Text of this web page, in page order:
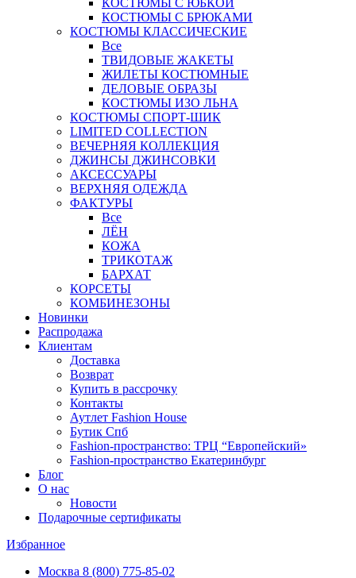
КОСТЮМЫ С ЮБКОЙ
КОСТЮМЫ С БРЮКАМИ
КОСТЮМЫ КЛАССИЧЕСКИЕ
Все
ТВИДОВЫЕ ЖАКЕТЫ
ЖИЛЕТЫ КОСТЮМНЫЕ
ДЕЛОВЫЕ ОБРАЗЫ
КОСТЮМЫ ИЗО ЛЬНА
КОСТЮМЫ СПОРТ-ШИК
LIMITED COLLECTION
ВЕЧЕРНЯЯ КОЛЛЕКЦИЯ
ДЖИНСЫ ДЖИНСОВКИ
АКСЕССУАРЫ
ВЕРХНЯЯ ОДЕЖДА
ФАКТУРЫ
Все
ЛЁН
КОЖА
ТРИКОТАЖ
БАРХАТ
КОРСЕТЫ
КОМБИНЕЗОНЫ
Новинки
Распродажа
Клиентам
Доставка
Возврат
Купить в рассрочку
Контакты
Аутлет Fashion House
Бутик Спб
Fashion-пространство: ТРЦ “Европейский»
Fashion-пространство Екатеринбург
Блог
О нас
Новости
Подарочные сертификаты
Избранное
Москва 8 (800) 775-85-02